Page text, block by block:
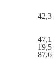
42,3
47,1
19,5
87,6